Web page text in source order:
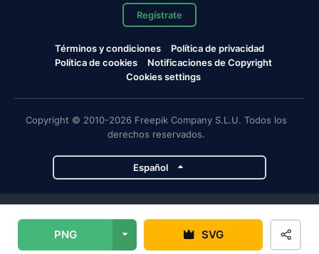
PNG SVG
Regístrate
Términos y condiciones
Política de privacidad
Política de cookies
Notificaciones de Copyright
Cookies settings
Copyright © 2010-2026 Freepik Company S.L.U. Todos los
derechos reservados.
Español